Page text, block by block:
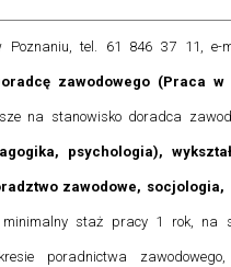
tel. 61 846 37 11, e-
zawodowego (Praca
na stanowisko doradca
psychologia),
zawodowe,
staż pracy 1 rok, na
poradnictwa zawodowego,